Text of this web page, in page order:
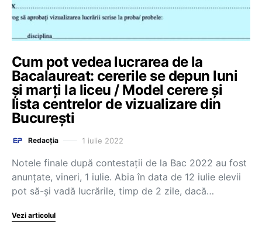
Cum pot vedea lucrarea de la
Bacalaureat: cererile se depun luni
și marți la liceu / Model cerere și
lista centrelor de vizualizare din
București
Redacția 1 iulie 2022
Notele finale după contestații de la Bac 2022 au fost
anunțate, vineri, 1 iulie. Abia în data de 12 iulie elevii
pot să-și vadă lucrările, timp de 2 zile, dacă…
Vezi articolul